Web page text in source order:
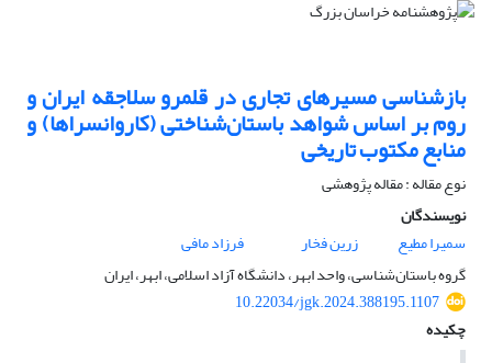
بازشناسی مسیرهای تجاری در قلمرو سلاجقه ایران و
روم بر اساس شواهد باستان‌شناختی (کاروانسراها) و
منابع مکتوب تاریخی
نوع مقاله : مقاله پژوهشی
نویسندگان
سمیرا مطیع
زرین فخار
فرزاد مافی
گروه باستان‌شناسی، واحد ابهر، دانشگاه آزاد اسلامی، ابهر، ایران
10.22034/jgk.2024.388195.1107
چکیده